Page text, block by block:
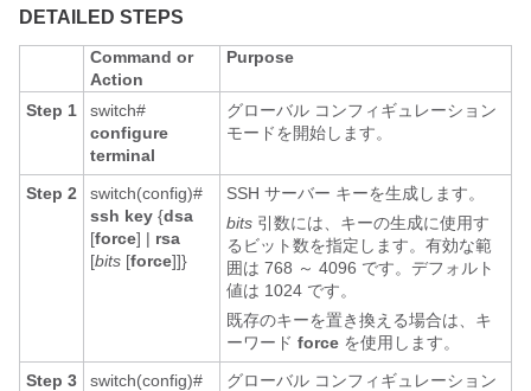
DETAILED STEPS
Command or
Action
Purpose
Step 1
switch#
configure
terminal
グローバル コンフィギュレーション
モードを開始します。
Step 2
switch(config)#
ssh key {dsa
[force] | rsa
[bits [force]]}
SSH サーバー キーを生成します。
bits 引数には、キーの生成に使用す
るビット数を指定します。有効な範
囲は 768 ～ 4096 です。デフォルト
値は 1024 です。
既存のキーを置き換える場合は、キ
ーワード force を使用します。
Step 3
switch(config)#
グローバル コンフィギュレーション